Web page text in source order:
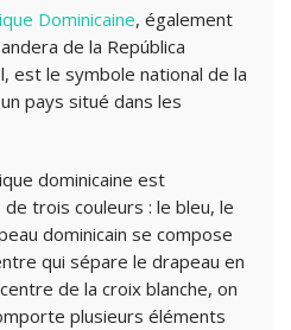
Dominicaine, également
de la República
est le symbole national de la
pays situé dans les
dominicaine est
trois couleurs : le bleu, le
dominicain se compose
qui sépare le drapeau en
de la croix blanche, on
plusieurs éléments